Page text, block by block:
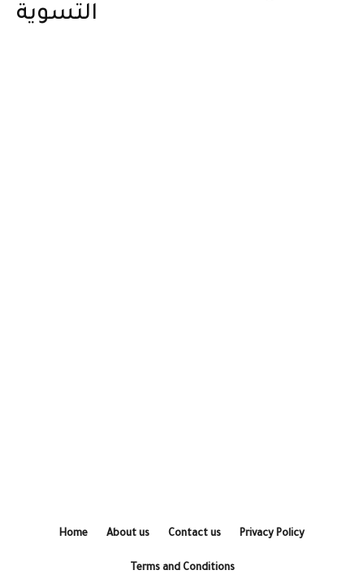
التسوية
Home About us Contact us Privacy Policy
Terms and Conditions